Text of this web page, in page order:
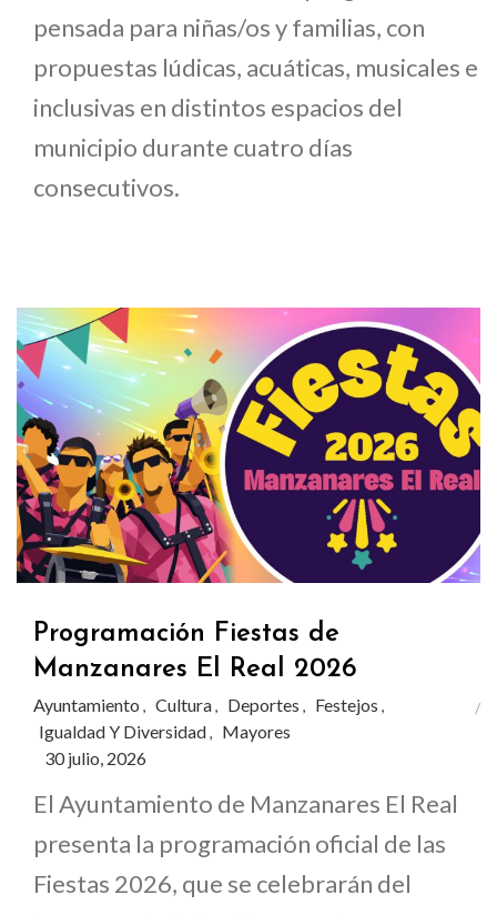
pensada para niñas/os y familias, con
propuestas lúdicas, acuáticas, musicales e
inclusivas en distintos espacios del
municipio durante cuatro días
consecutivos.
Programación Fiestas de
Manzanares El Real 2026
Ayuntamiento , Cultura, Deportes , Festejos ,
Igualdad Y Diversidad, Mayores
30 julio, 2026
El Ayuntamiento de Manzanares El Real
presenta la programación oficial de las
Fiestas 2026, que se celebrarán del